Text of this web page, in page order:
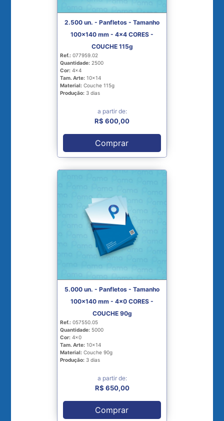
2.500 un. - Panfletos - Tamanho
100x140 mm - 4x4 CORES -
COUCHE 115g
Ref.: 077959.02
Quantidade: 2500
Cor: 4x4
Tam. Arte: 10x14
Material: Couche 115g
Produção: 3 dias
a partir de:
R$ 600,00
Comprar
5.000 un. - Panfletos - Tamanho
100x140 mm - 4x0 CORES -
COUCHE 90g
Ref.: 057550.05
Quantidade: 5000
Cor: 4x0
Tam. Arte: 10x14
Material: Couche 90g
Produção: 3 dias
a partir de:
R$ 650,00
Comprar